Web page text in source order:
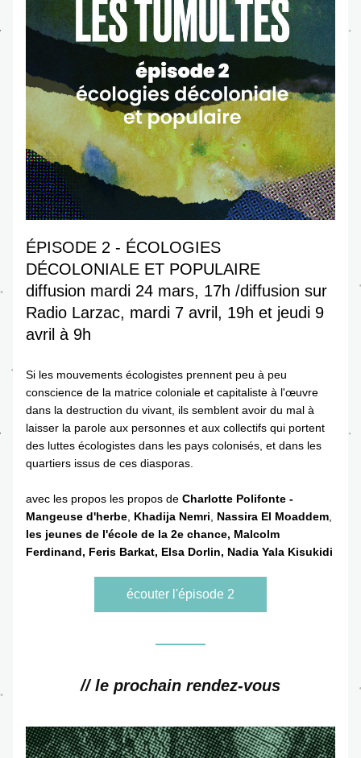
ÉPISODE 2 - ÉCOLOGIES
DÉCOLONIALE ET POPULAIRE
diffusion mardi 24 mars, 17h /diffusion sur
Radio Larzac, mardi 7 avril, 19h et jeudi 9
avril à 9h
Si les mouvements écologistes prennent peu à peu
conscience de la matrice coloniale et capitaliste à l'œuvre
dans la destruction du vivant, ils semblent avoir du mal à
laisser la parole aux personnes et aux collectifs qui portent
des luttes écologistes dans les pays colonisés, et dans les
quartiers issus de ces diasporas.
avec les propos les propos de Charlotte Polifonte -
Mangeuse d'herbe Khadija Nemri Nassira El Moaddem
les jeunes de l'école de la 2e chance, Malcolm
Ferdinand, Feris Barkat, Elsa Dorlin, Nadia Yala Kisukidi
écouter l'épisode 2
// le prochain rendez-vous